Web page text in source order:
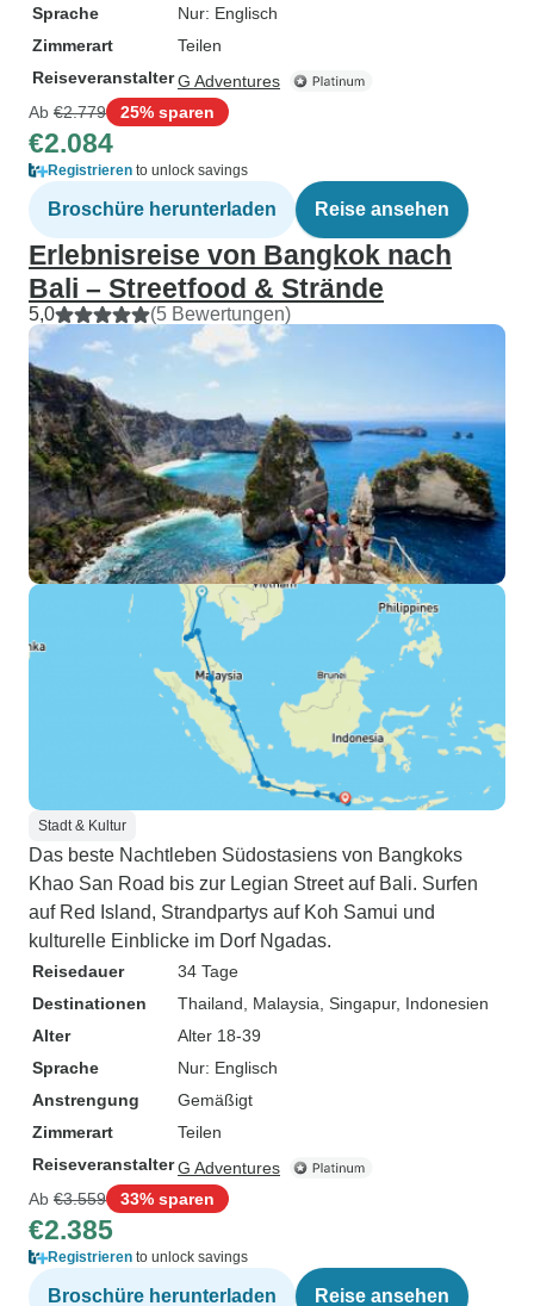
Sprache
Nur: Englisch
Zimmerart
Teilen
ReiseveranstalterG Adventures
Ab €2.779 25% sparen
€2.084
Registrieren to unlock savings
Broschüre herunterladen Reise ansehen
Erlebnisreise von Bangkok nach
Bali – Streetfood & Strände
5,0 (5 Bewertungen)
Stadt & Kultur
Das beste Nachtleben Südostasiens von Bangkoks
Khao San Road bis zur Legian Street auf Bali. Surfen
auf Red Island, Strandpartys auf Koh Samui und
kulturelle Einblicke im Dorf Ngadas.
Reisedauer
34 Tage
Destinationen
Thailand , Malaysia , Singapur, Indonesien
Alter
Alter 18-39
Sprache
Nur: Englisch
Anstrengung
Gemäßigt
Zimmerart
Teilen
ReiseveranstalterG Adventures
Ab €3.559 33% sparen
€2.385
Registrieren to unlock savings
Broschüre herunterladen Reise ansehen